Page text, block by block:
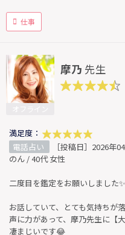
仕事
摩乃 先生
満足度：
電話占い
［投稿日］2026年
のん / 40代 女性
二度目を鑑定をお願いしました✨
お話していて、とても気持ちが
声に力があって、摩乃先生に【
凄まじいです😂